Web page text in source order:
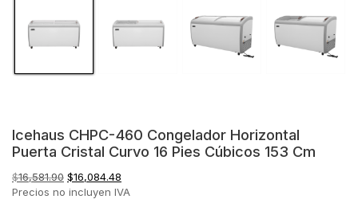
Icehaus CHPC-460 Congelador Horizontal
Puerta Cristal Curvo 16 Pies Cúbicos 153 Cm
$16,581.90 El
precio
$16,084.48
precio
Precios no incluyen IVA